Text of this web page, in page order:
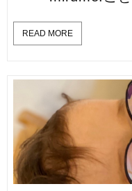
READ MORE